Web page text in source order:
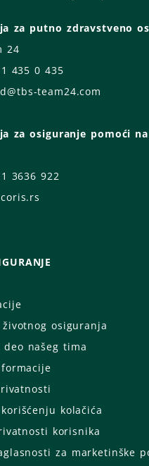
za putno zdravstveno
24
435 0 435
team24.com
za osiguranje pomoći
3636 922
osiguranja
deo našeg tima
kolačića
korisnika
za marketinške